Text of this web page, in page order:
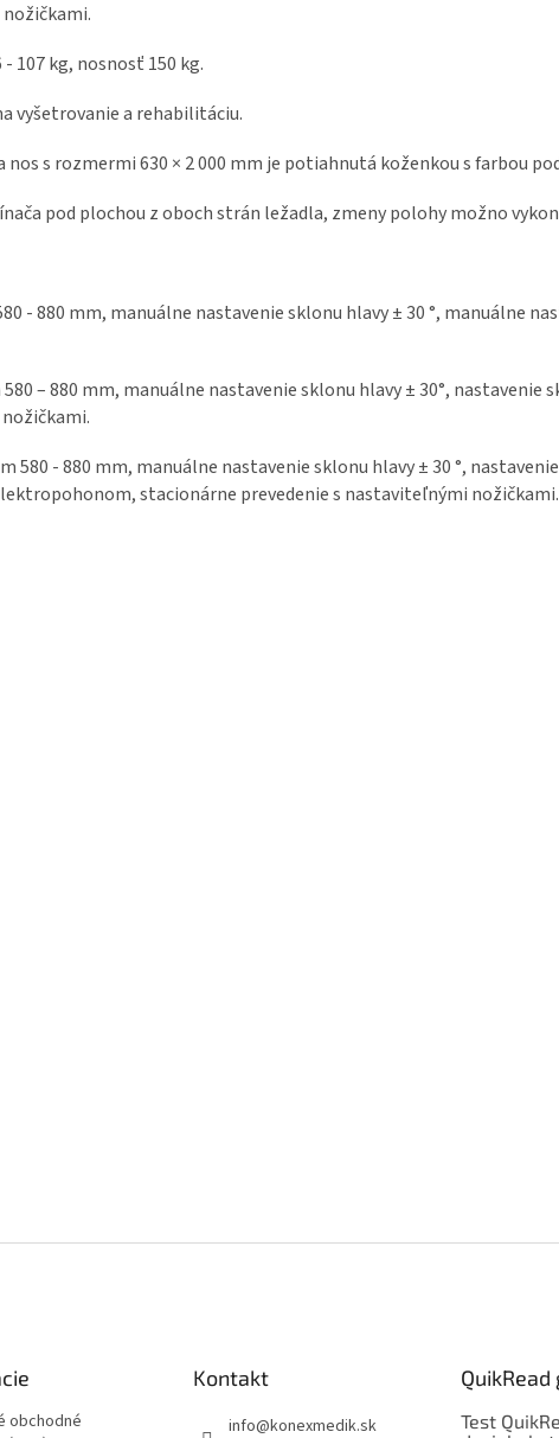
107 kg, nosnosť 150 kg.
vyšetrovaniea rehabilitáciu.
s rozmermi 630 × 2 000 mm je potiahnutá koženkou s farbou
pod plochou z oboch strán ležadla, zmeny polohy možno
- 880 mm, manuálne nastavenie sklonu hlavy ± 30 °, manuálne
– 880 mm, manuálne nastavenie sklonu hlavy ± 30°, nastavenie
- 880 mm, manuálne nastavenie sklonu hlavy ± 30 °,
stacionárne prevedenie s nastaviteľnými nožičkami.
obchodné
Kontakt
info@konexmedik.sk
QuikRead
Test